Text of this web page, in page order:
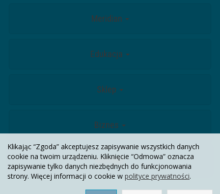
Meridian
Edukacja
Sklep
Biznes
Kontakt
Klikając “Zgoda” akceptujesz zapisywanie wszystkich danych
cookie na twoim urządzeniu. Kliknięcie “Odmowa” oznacza
zapisywanie tylko danych niezbędnych do funkcjonowania
strony. Więcej informacji o cookie w polityce prywatności.